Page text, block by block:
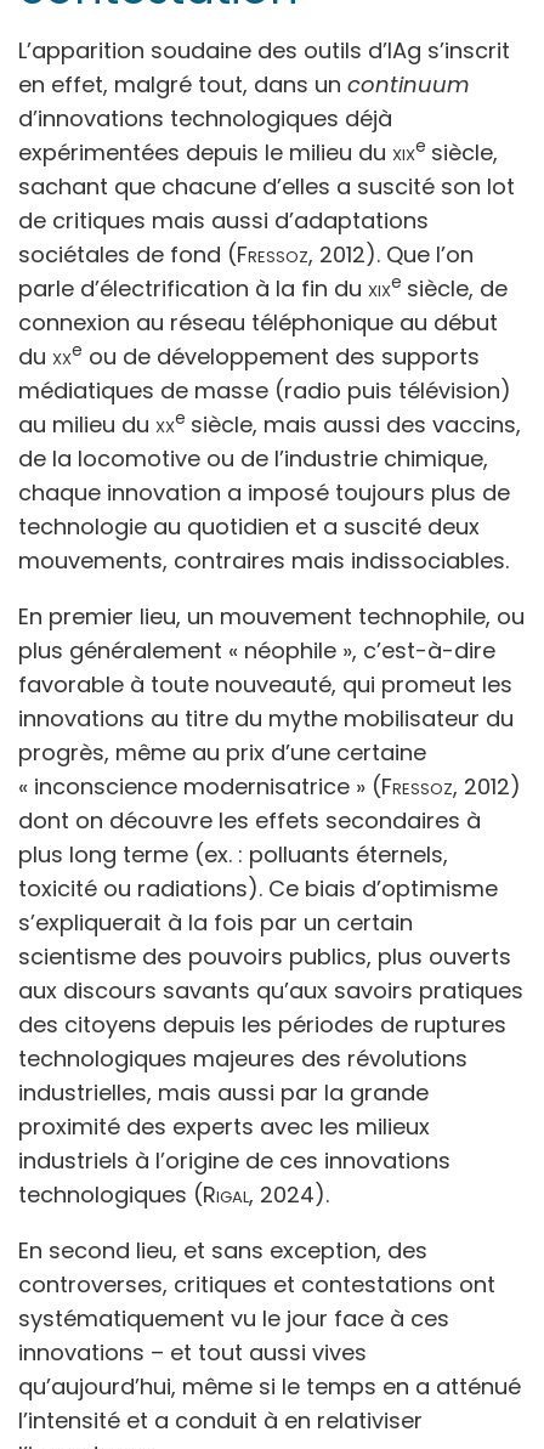
L’apparition soudaine des outils d’IAg s’inscrit
en effet, malgré tout, dans un continuum
d’innovations technologiques déjà
expérimentées depuis le milieu du xixe siècle,
sachant que chacune d’elles a suscité son lot
de critiques mais aussi d’adaptations
sociétales de fond (Fressoz, 2012). Que l’on
parle d’électrification à la fin du xixe siècle, de
connexion au réseau téléphonique au début
du xxe ou de développement des supports
médiatiques de masse (radio puis télévision)
au milieu du xxe siècle, mais aussi des vaccins,
de la locomotive ou de l’industrie chimique,
chaque innovation a imposé toujours plus de
technologie au quotidien et a suscité deux
mouvements, contraires mais indissociables.
En premier lieu, un mouvement technophile, ou
plus généralement « néophile », c’est-à-dire
favorable à toute nouveauté, qui promeut les
innovations au titre du mythe mobilisateur du
progrès, même au prix d’une certaine
« inconscience modernisatrice » (Fressoz, 2012)
dont on découvre les effets secondaires à
plus long terme (ex. : polluants éternels,
toxicité ou radiations). Ce biais d’optimisme
s’expliquerait à la fois par un certain
scientisme des pouvoirs publics, plus ouverts
aux discours savants qu’aux savoirs pratiques
des citoyens depuis les périodes de ruptures
technologiques majeures des révolutions
industrielles, mais aussi par la grande
proximité des experts avec les milieux
industriels à l’origine de ces innovations
technologiques (Rigal, 2024).
En second lieu, et sans exception, des
controverses, critiques et contestations ont
systématiquement vu le jour face à ces
innovations – et tout aussi vives
qu’aujourd’hui, même si le temps en a atténué
l’intensité et a conduit à en relativiser